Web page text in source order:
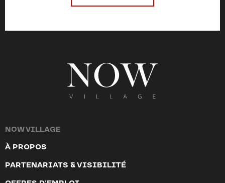
NOW VILLAGE
À PROPOS
PARTENARIATS & VISIBILITÉ